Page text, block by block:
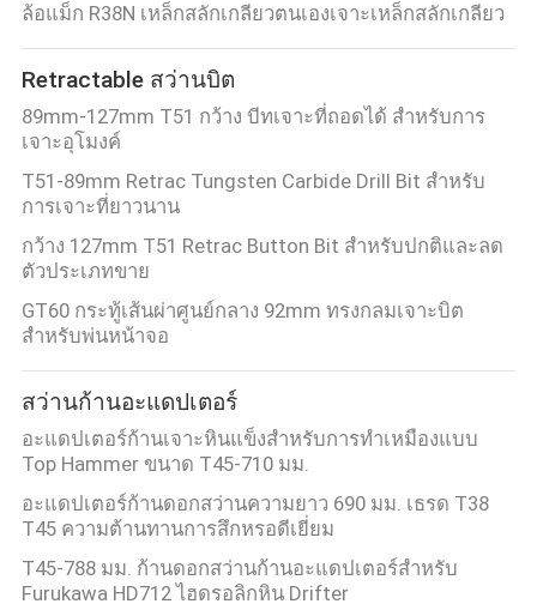
ล้อแม็ก R38N เหล็กสลักเกลียวตนเองเจาะเหล็กสลักเกลียว
Retractable สว่านบิต
89mm-127mm T51 กว้าง บีทเจาะที่ถอดได้ สําหรับการ
เจาะอุโมงค์
T51-89mm Retrac Tungsten Carbide Drill Bit สําหรับ
การเจาะที่ยาวนาน
กว้าง 127mm T51 Retrac Button Bit สําหรับปกติและลด
ตัวประเภทขาย
GT60 กระทู้เส้นผ่าศูนย์กลาง 92mm ทรงกลมเจาะบิต
สำหรับพ่นหน้าจอ
สว่านก้านอะแดปเตอร์
อะแดปเตอร์ก้านเจาะหินแข็งสำหรับการทำเหมืองแบบ
Top Hammer ขนาด T45-710 มม.
อะแดปเตอร์ก้านดอกสว่านความยาว 690 มม. เธรด T38
T45 ความต้านทานการสึกหรอดีเยี่ยม
T45-788 มม. ก้านดอกสว่านก้านอะแดปเตอร์สำหรับ
Furukawa HD712 ไฮดรอลิกหิน Drifter